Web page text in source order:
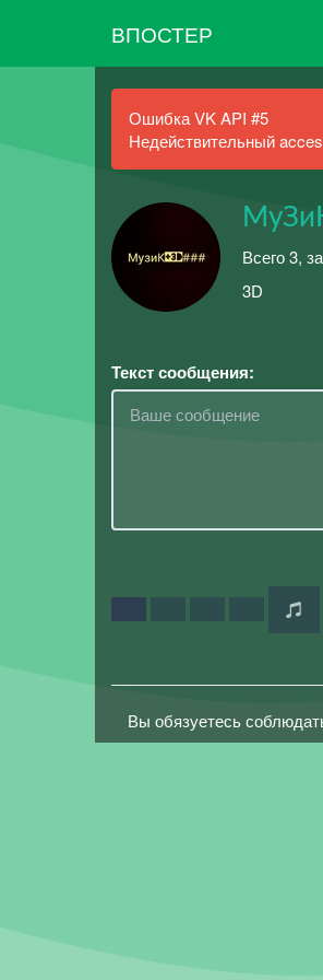
ВПОСТЕР
Ошибка VK API #5
Недействительный
Всего 3,
3D
Текст сообщения:
Вы обязуетесь